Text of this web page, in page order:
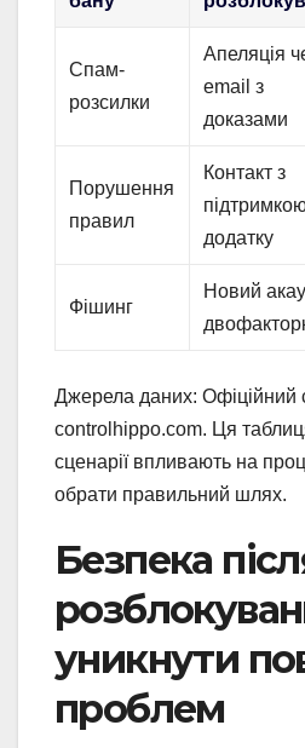
Спам-
розсилки
Апеляція
email з
доказами
Порушення
правил
Контакт з
додатку
Фішинг
Новий
Джерела даних: Офіційний
controlhippo.com. Ця
сценарії впливають на
обрати правильний шлях.
Безпека
уникнути
проблем